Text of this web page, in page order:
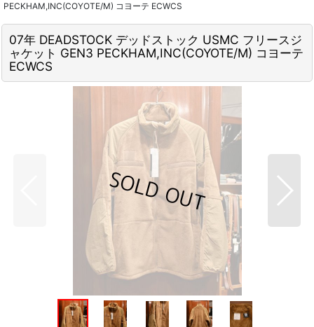
PECKHAM,INC(COYOTE/M) コヨーテ ECWCS
07年 DEADSTOCK デッドストック USMC フリースジ
ャケット GEN3 PECKHAM,INC(COYOTE/M) コヨーテ
ECWCS